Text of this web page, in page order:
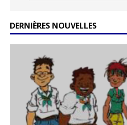
DERNIÈRES NOUVELLES